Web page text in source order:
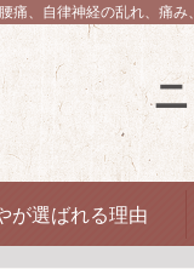
痛、自律神経の乱れ、痛み
が選ばれる理由